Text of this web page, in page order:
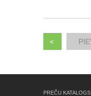
<
PREČU KATALOGS